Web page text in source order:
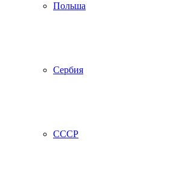
Польша
Сербия
СССР